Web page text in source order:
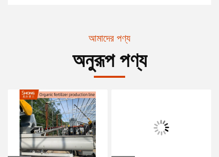
আমাদের পণ্য
অনুরূপ পণ্য